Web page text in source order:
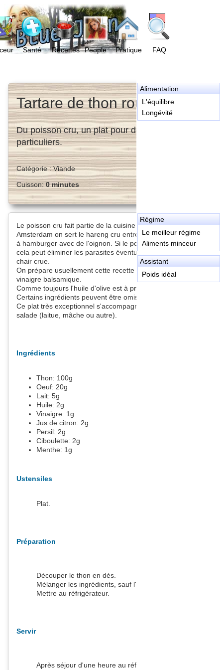
Santé Recettes People Pratique FAQ
Alimentation
L'équilibre
Longévité
Régime
Le meilleur régime
Aliments minceur
Assistant
Poids idéal
Tartare de thon rouge
Du poisson cru, un plat pour des moments
particuliers.
Catégorie :Viande
Cuisson:0 minutes
Le poisson cru fait partie de la cuisine de plusieurs nations. A
Amsterdam on sert le hareng cru entre deux tranches de pain
à hamburger avec de l'oignon. Si le poisson a été congelé,
cela peut éliminer les parasites éventuels, inconvénient de la
chair crue.
On prépare usuellement cette recette avec du thon rouge et du
vinaigre balsamique.
Comme toujours l'huile d'olive est à privilégier.
Certains ingrédients peuvent être omis: une herbe, le lait...
Ce plat très exceptionnel s'accompagne idéalement d'une
salade (laitue, mâche ou autre).
Ingrédients
Thon: 100g
Oeuf: 20g
Lait: 5g
Huile: 2g
Vinaigre: 1g
Jus de citron: 2g
Persil: 2g
Ciboulette: 2g
Menthe: 1g
Ustensiles
Plat.
Préparation
Découper le thon en dés.
Mélanger les ingrédients, sauf l'oeuf, dans un saladier.
Mettre au réfrigérateur.
Servir
Après séjour d'une heure au réfrigérateur, servir en